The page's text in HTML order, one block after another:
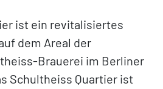
ist ein revitalisiertes
dem Areal der
Brauerei im Berliner
Schultheiss Quartier ist